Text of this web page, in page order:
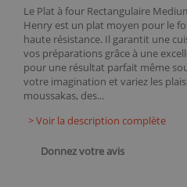
Le Plat à four Rectangulaire
Henry est un plat moyen pour le
haute résistance. Il garantit une
vos préparations grâce à une
pour une résultat parfait même
votre imagination et variez les
moussakas, des...
> Voir la description complète
Donnez votre avis